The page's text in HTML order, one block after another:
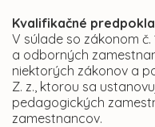
Kvalifikačné
V súlade so zákonom
a odborných
niektorých zákonov a
Z. z., ktorou sa
pedagogických
zamestnancov.